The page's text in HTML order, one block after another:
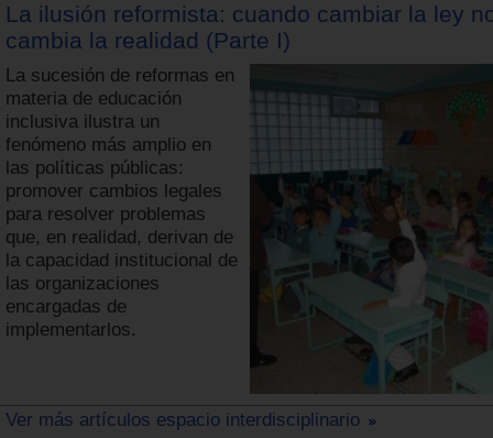
La ilusión reformista: cuando cambiar la ley
cambia la realidad (Parte I)
La sucesión de reformas en
materia de educación
inclusiva ilustra un
fenómeno más amplio en
las políticas públicas:
promover cambios legales
para resolver problemas
que, en realidad, derivan de
la capacidad institucional de
las organizaciones
encargadas de
implementarlos.
Ver más artículos espacio interdisciplinario